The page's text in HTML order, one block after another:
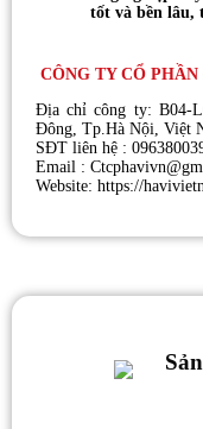
tốt và bền lâu,
CÔNG TY CỔ
Địa chỉ công ty: B04-
Đông, Tp.Hà Nội, Việt
SĐT liên hệ :
Email :
Website: https://